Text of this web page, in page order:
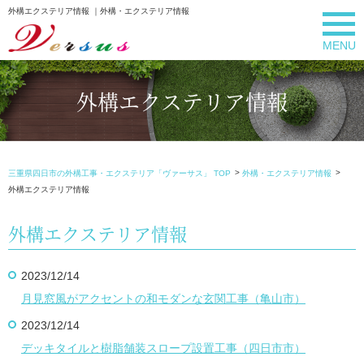
外構エクステリア情報 ｜外構・エクステリア情報
MENU
外構エクステリア情報
三重県四日市の外構工事・エクステリア「ヴァーサス」 TOP
外構・エクステリア情報
外構エクステリア情報
外構エクステリア情報
2023/12/14
月見窓風がアクセントの和モダンな玄関工事（亀山市）
2023/12/14
デッキタイルと樹脂舗装スロープ設置工事（四日市市）